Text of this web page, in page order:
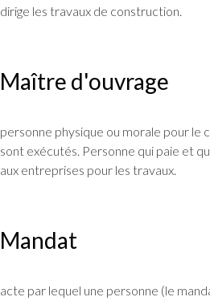
dirige les travaux de construction.
Maître d'ouvrage
personne physique ou morale pour le
sont exécutés. Personne qui paie et
aux entreprises pour les travaux.
Mandat
acte par lequel une personne (le